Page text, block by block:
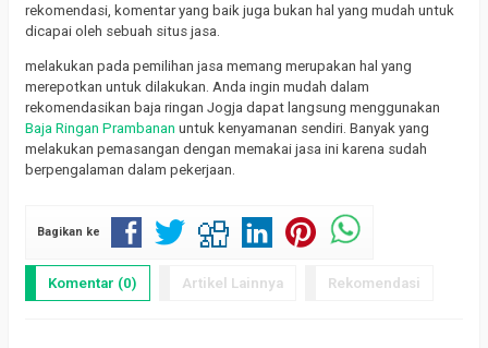
rekomendasi, komentar yang baik juga bukan hal yang mudah untuk
dicapai oleh sebuah situs jasa.
melakukan pada pemilihan jasa memang merupakan hal yang
merepotkan untuk dilakukan. Anda ingin mudah dalam
rekomendasikan baja ringan Jogja dapat langsung menggunakan
Baja Ringan Prambanan untuk kenyamanan sendiri. Banyak yang
melakukan pemasangan dengan memakai jasa ini karena sudah
berpengalaman dalam pekerjaan.
Bagikan ke
Komentar (0) Artikel Lainnya Rekomendasi